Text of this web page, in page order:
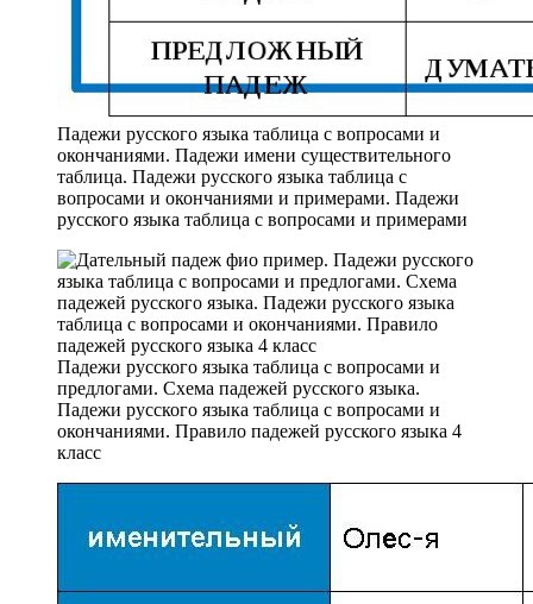
Падежи русского языка таблица с вопросами и
окончаниями. Падежи имени существительного
таблица. Падежи русского языка таблица с
вопросами и окончаниями и примерами. Падежи
русского языка таблица с вопросами и примерами
Падежи русского языка таблица с вопросами и
предлогами. Схема падежей русского языка.
Падежи русского языка таблица с вопросами и
окончаниями. Правило падежей русского языка 4
класс